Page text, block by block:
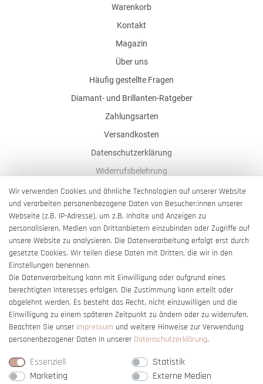
Warenkorb
Kontakt
Magazin
Über uns
Häufig gestellte Fragen
Diamant- und Brillanten-Ratgeber
Zahlungsarten
Versandkosten
Datenschutzerklärung
Widerrufsbelehrung
AGB
Impressum
Barrierefreiheitserklärung
Vertrag widerrufen
Wir verwenden Cookies und ähnliche Technologien auf unserer Website
und verarbeiten personenbezogene Daten von Besucher:innen unserer
Webseite (z.B. IP-Adresse), um z.B. Inhalte und Anzeigen zu
personalisieren, Medien von Drittanbietern einzubinden oder Zugriffe auf
unsere Website zu analysieren. Die Datenverarbeitung erfolgt erst durch
gesetzte Cookies. Wir teilen diese Daten mit Dritten, die wir in den
Einstellungen benennen.
Die Datenverarbeitung kann mit Einwilligung oder aufgrund eines
berechtigten Interesses erfolgen. Die Zustimmung kann erteilt oder
abgelehnt werden. Es besteht das Recht, nicht einzuwilligen und die
Einwilligung zu einem späteren Zeitpunkt zu ändern oder zu widerrufen.
Beachten Sie unser Impressum und weitere Hinweise zur Verwendung
personenbezogener Daten in unserer Daten­schutz­erklärung.
Essenziell
Statistik
Marketing
Externe Medien